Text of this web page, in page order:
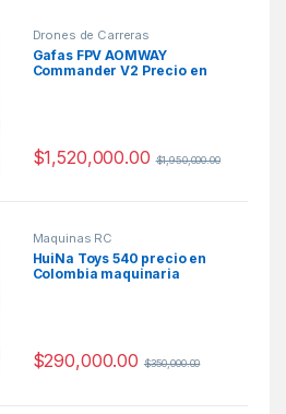
Drones de Carreras
Gafas FPV AOMWAY
Commander V2 Precio en
$1,520,000.00 $1,950,000.00
Maquinas RC
HuiNa Toys 540 precio en
Colombia maquinaria
$290,000.00 $350,000.00